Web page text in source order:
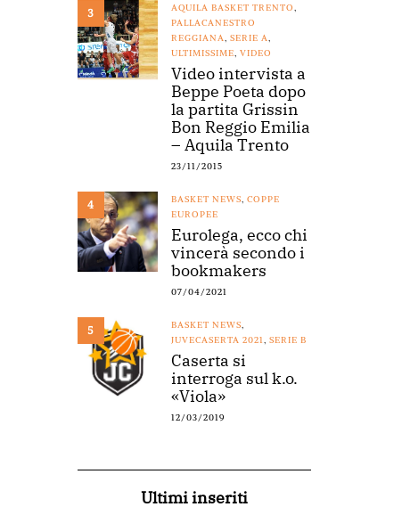
3 AQUILA BASKET TRENTO,
PALLACANESTRO
REGGIANA, SERIE A,
ULTIMISSIME, VIDEO
Video intervista a
Beppe Poeta dopo
la partita Grissin
Bon Reggio Emilia
– Aquila Trento
23/11/2015
4 BASKET NEWS, COPPE
EUROPEE
Eurolega, ecco chi
vincerà secondo i
bookmakers
07/04/2021
5 BASKET NEWS,
JUVECASERTA 2021, SERIE B
Caserta si
interroga sul k.o.
«Viola»
12/03/2019
Ultimi inseriti